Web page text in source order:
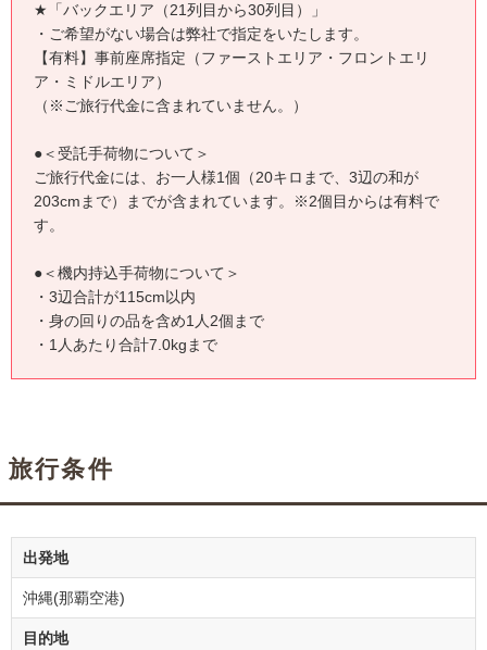
★「バックエリア（21列目から30列目）」
・ご希望がない場合は弊社で指定をいたします。
【有料】事前座席指定（ファーストエリア・フロントエリ
ア・ミドルエリア）
（※ご旅行代金に含まれていません。）
●＜受託手荷物について＞
ご旅行代金には、お一人様1個（20キロまで、3辺の和が
203cmまで）までが含まれています。※2個目からは有料で
す。
●＜機内持込手荷物について＞
・3辺合計が115cm以内
・身の回りの品を含め1人2個まで
・1人あたり合計7.0kgまで
旅行条件
出発地
沖縄(那覇空港)
目的地